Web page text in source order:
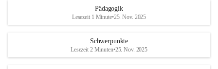
Pädagogik
Lesezeit 1 Minute•25. Nov. 2025
Schwerpunkte
Lesezeit 2 Minuten•25. Nov. 2025